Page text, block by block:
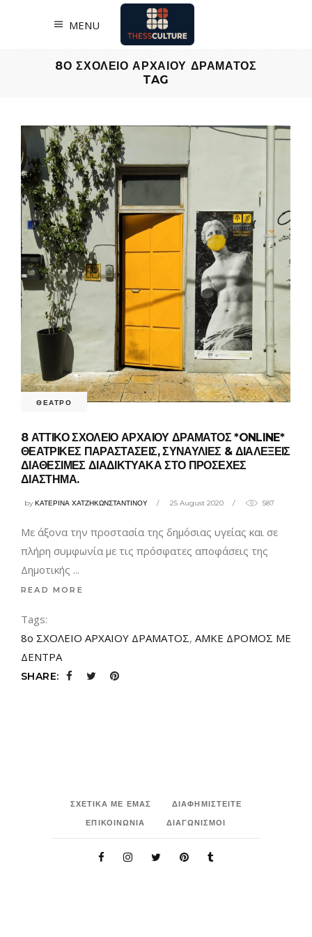
MENU
8Ο ΣΧΟΛΕΙΟ ΑΡΧΑΙΟΥ ΔΡΑΜΑΤΟΣ
TAG
ΘΕΑΤΡΟ
8 ΑΤΤΙΚΟ ΣΧΟΛΕΙΟ ΑΡΧΑΙΟΥ ΔΡΑΜΑΤΟΣ *ONLINE*
ΘΕΑΤΡΙΚΕΣ ΠΑΡΑΣΤΑΣΕΙΣ, ΣΥΝΑΥΛΙΕΣ & ΔΙΑΛΕΞΕΙΣ
ΔΙΑΘΕΣΙΜΕΣ ΔΙΑΔΙΚΤΥΑΚΑ ΣΤΟ ΠΡΟΣΕΧΕΣ
ΔΙΑΣΤΗΜΑ.
byΚΑΤΕΡΙΝΑ ΧΑΤΖΗΚΩΝΣΤΑΝΤΙΝΟΥ 25 August 2020 587
Με άξονα την προστασία της δημόσιας υγείας και σε
πλήρη συμφωνία με τις πρόσφατες αποφάσεις της
Δημοτικής
READ MORE
Tags:
8ο ΣΧΟΛΕΙΟ ΑΡΧΑΙΟΥ ΔΡΑΜΑΤΟΣ, ΑΜΚΕ ΔΡΟΜΟΣ ΜΕ
ΔΕΝΤΡΑ
SHARE:
ΣΧΕΤΙΚΑ ΜΕ ΕΜΑΣ
ΔΙΑΦΗΜΙΣΤΕΙΤΕ
ΕΠΙΚΟΙΝΩΝΙΑ
ΔΙΑΓΩΝΙΣΜΟΙ